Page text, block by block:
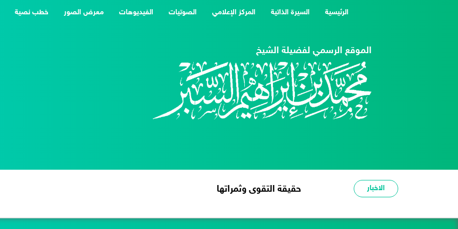
الرئيسية
(current) السيرة الذاتية المركز الإعلامي الصوتيات الفيديوهات معرض الصور خطب نصية
الموقع الرسمي لفضيلة الشيخ
الاخبار شدة الحر عبرة وعظة